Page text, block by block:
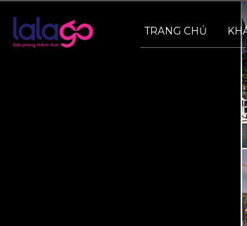
TRANG CHỦ